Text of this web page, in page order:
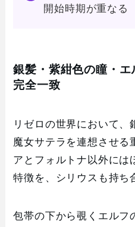
開始時期が重なる
銀髪・紫紺色の瞳・
完全一致
リゼロの世界において
魔女サテラを連想させる
アとフォルトナ以外には
特徴を、シリウスも持ち
包帯の下から覗くエルフ